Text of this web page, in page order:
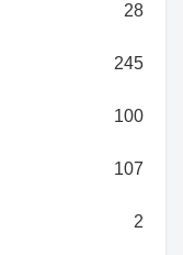
28
245
100
107
2